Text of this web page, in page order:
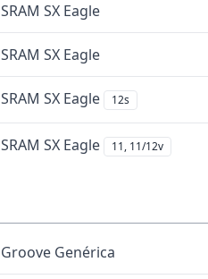
SRAM SX Eagle
SRAM SX Eagle
SRAM SX Eagle 12s
SRAM SX Eagle 11, 11/12v
Groove Genérica